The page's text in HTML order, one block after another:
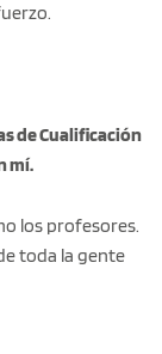
de Cualificación
mí.
los profesores.
toda la gente